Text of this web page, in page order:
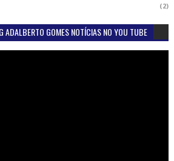
(2)
ADALBERTO GOMES NOTÍCIAS NO YOU TUBE